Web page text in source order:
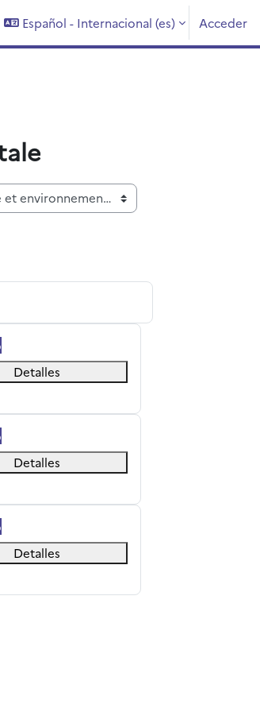
Español - Internacional ‎(es)‎ Acceder
Detalles
Detalles
Detalles